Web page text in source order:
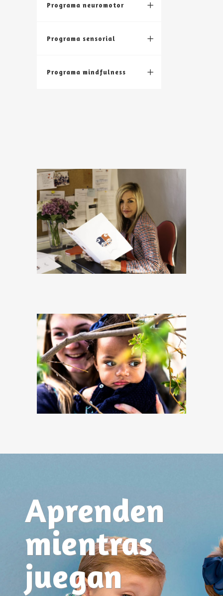
Programa neuromotor
Programa sensorial
Programa mindfulness
Aprenden
mientras
juegan